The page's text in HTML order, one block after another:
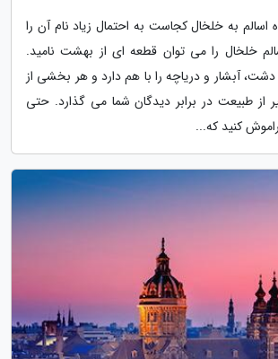
اسالم به خلخال کجاست به احتمال زیاد نام آن را
خلخال را می توان قطعه ای از بهشت نامید.
آبشار و دریاچه را با هم دارد و هر بخشی از
از طبیعت در برابر دیدگان شما می گذارد. حتی
کنید که...